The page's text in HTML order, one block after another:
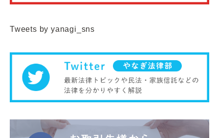
Tweets by yanagi_sns